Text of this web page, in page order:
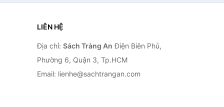
LIÊN HỆ
Địa chỉ: Sách Tràng An Điện Biên Phủ,
Phường 6, Quận 3, Tp.HCM
Email: lienhe@sachtrangan.com